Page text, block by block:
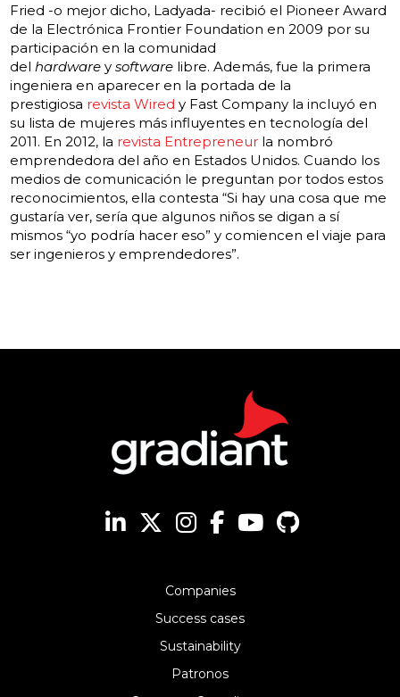
Fried -o mejor dicho, Ladyada- recibió el Pioneer Award
de la Electrónica Frontier Foundation en 2009 por su
participación en la comunidad
delhardware ysoftware libre. Además, fue la primera
ingeniera en aparecer en la portada de la
prestigiosa revista Wired y Fast Company la incluyó en
su lista de mujeres más influyentes en tecnología del
2011. En 2012, la revista Entrepreneur la nombró
emprendedora del año en Estados Unidos. Cuando los
medios de comunicación le preguntan por todos estos
reconocimientos, ella contesta “Si hay una cosa que me
gustaría ver, sería que algunos niños se digan a sí
mismos “yo podría hacer eso” y comiencen el viaje para
ser ingenieros y emprendedores”.
Companies
Success cases
Sustainability
Patronos